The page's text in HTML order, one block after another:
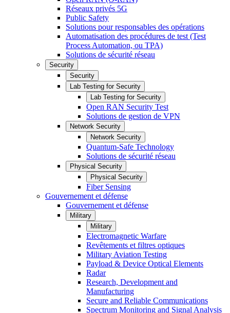
Réseaux privés 5G
Public Safety
Solutions pour responsables des opérations
Automatisation des procédures de test (Test
Process Automation, ou TPA)
Solutions de sécurité réseau
Security
Security
Lab Testing for Security
Lab Testing for Security
Open RAN Security Test
Solutions de gestion de VPN
Network Security
Network Security
Quantum-Safe Technology
Solutions de sécurité réseau
Physical Security
Physical Security
Fiber Sensing
Gouvernement et défense
Gouvernement et défense
Military
Military
Electromagnetic Warfare
Revêtements et filtres optiques
Military Aviation Testing
Payload & Device Optical Elements
Radar
Research, Development and
Manufacturing
Secure and Reliable Communications
Spectrum Monitoring and Signal Analysis